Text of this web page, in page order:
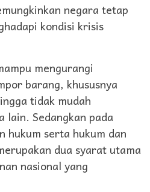
negara tetap
kondisi krisis
mengurangi
barang, khususnya
tidak mudah
lain. Sedangkan pada
hukum serta hukum dan
dua syarat utama
nasional yang